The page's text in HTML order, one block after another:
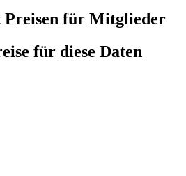
Preisen für Mitglieder
für diese Daten